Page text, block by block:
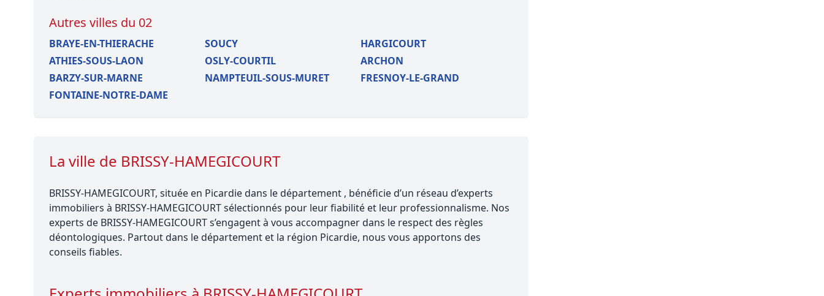
Autres villes du 02
BRAYE-EN-THIERACHE SOUCY
HARGICOURT
ATHIES-SOUS-LAON
OSLY-COURTIL
ARCHON
BARZY-SUR-MARNE
NAMPTEUIL-SOUS-MURET
FRESNOY-LE-GRAND
FONTAINE-NOTRE-DAME
La ville de BRISSY-HAMEGICOURT
BRISSY-HAMEGICOURT, située en Picardie dans le département , bénéficie d’un réseau d’experts
immobiliers à BRISSY-HAMEGICOURT sélectionnés pour leur fiabilité et leur professionnalisme. Nos
experts de BRISSY-HAMEGICOURT s’engagent à vous accompagner dans le respect des règles
déontologiques. Partout dans le département et la région Picardie, nous vous apportons des
conseils fiables.